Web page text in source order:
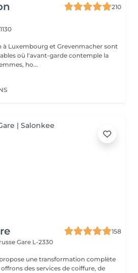
210
Luxembourg et Grevenmacher sont
où l'avant-garde contemple la
ho...
158
Gare L-2330
une transformation complète
des services de coiffure, de